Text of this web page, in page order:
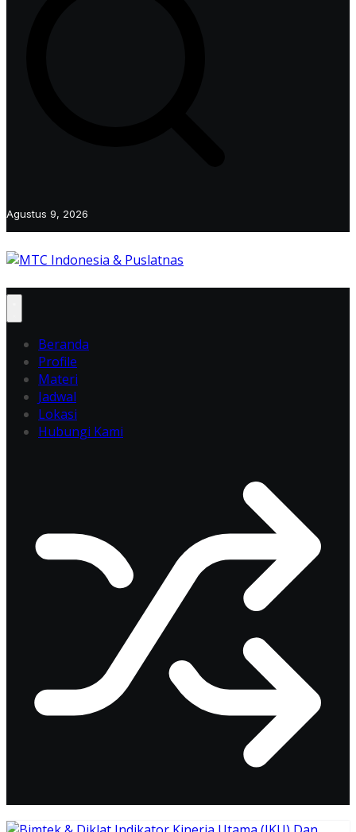
Agustus 9, 2026
Beranda
Profile
Materi
Jadwal
Lokasi
Hubungi Kami